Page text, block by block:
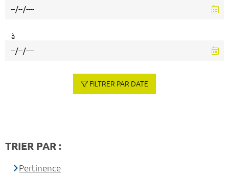
à
FILTRER PAR DATE
TRIER PAR :
Pertinence